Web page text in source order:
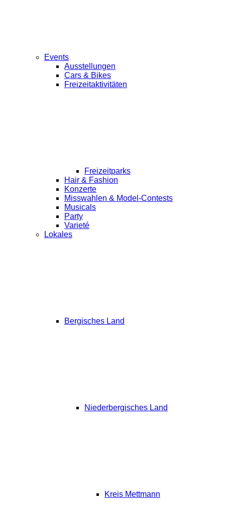
Events
Ausstellungen
Cars & Bikes
Freizeitaktivitäten
Freizeitparks
Hair & Fashion
Konzerte
Misswahlen & Model-Contests
Musicals
Party
Varieté
Lokales
Bergisches Land
Niederbergisches Land
Kreis Mettmann